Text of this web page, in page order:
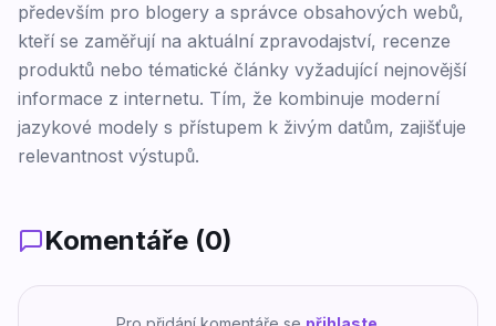
především pro blogery a správce obsahových webů,
kteří se zaměřují na aktuální zpravodajství, recenze
produktů nebo tématické články vyžadující nejnovější
informace z internetu. Tím, že kombinuje moderní
jazykové modely s přístupem k živým datům, zajišťuje
relevantnost výstupů.
Komentáře (0)